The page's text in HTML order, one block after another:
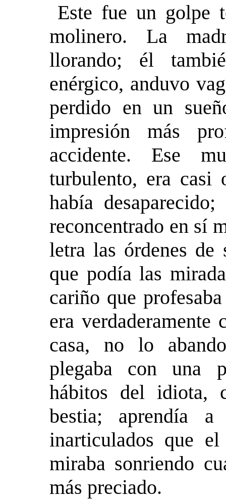
Este fue un golpe
molinero. La
llorando; él
enérgico, anduvo
perdido en un
impresión más
accidente. Ese
turbulento, era casi
había
reconcentrado en sí
letra las órdenes de
que podía las
cariño que
era verdaderamente
casa, no lo
plegaba con una
hábitos del idiota,
bestia; aprendía a
inarticulados que
miraba sonriendo
más preciado.